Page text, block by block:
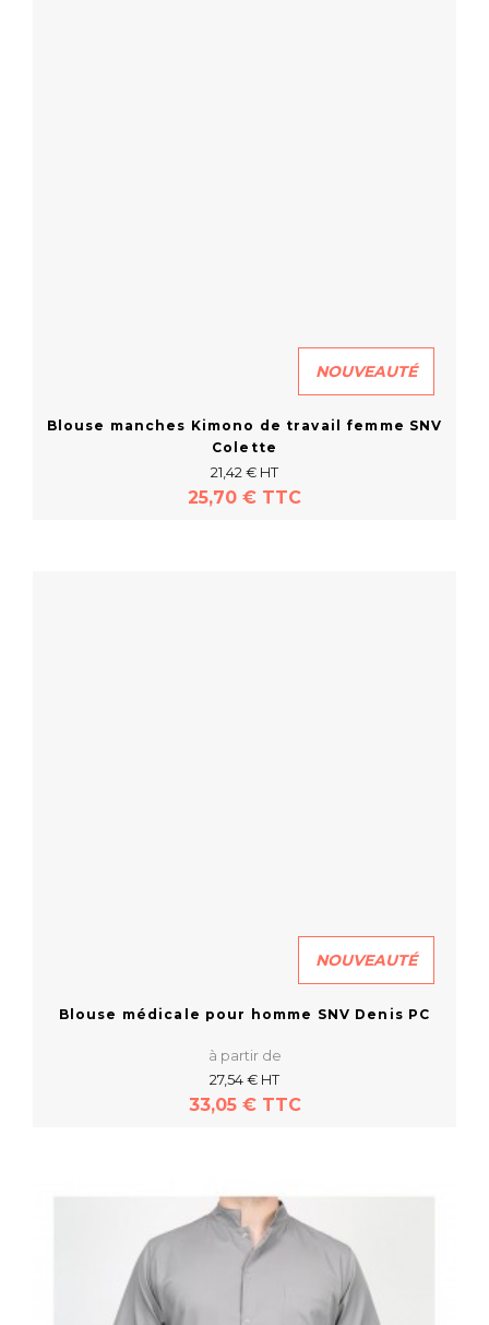
NOUVEAUTÉ
Blouse manches Kimono de travail femme SNV
Colette
21,42 € HT
25,70 € TTC
En savoir plus
NOUVEAUTÉ
Blouse médicale pour homme SNV Denis PC
à partir de
27,54 € HT
33,05 € TTC